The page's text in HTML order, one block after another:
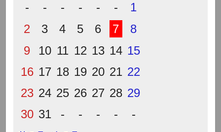
-
- - - - -
1
2
3 4 5 6 7
8
9
10 11 12 13 14 15
16 17 18 19 20 21 22
23 24 25 26 27 28 29
30 31 - - - - -